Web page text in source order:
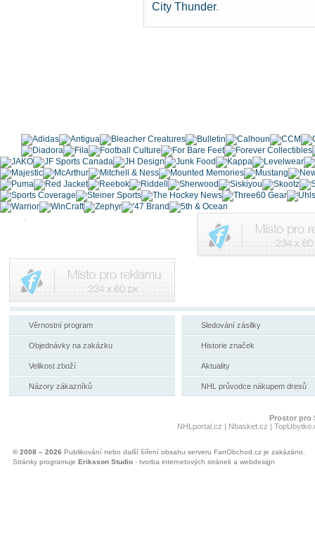
City Thunder.
Věrnostní program
Objednávky na zakázku
Velikost zboží
Názory zákazníků
Sledování zásilky
Historie značek
Aktuality
NHL průvodce nákupem dresů
Prostor pro
NHLportal.cz | Nbasket.cz |
© 2008 – 2026 Publikování nebo další šíření obsahu serveru FanObchod.cz je zakázáno.
Stránky programuje Eriksson Studio - tvorba internetových stránek a webdesign